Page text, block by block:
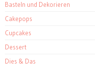
Basteln und Dekorieren
Cakepops
Cupcakes
Dessert
Dies & Das